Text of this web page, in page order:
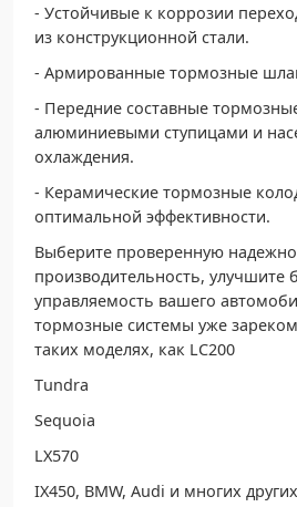
- Устойчивые к коррозии
из конструкционной стали.
- Армированные тормозные
- Передние составные
алюминиевыми ступицами и
охлаждения.
- Керамические тормозные
оптимальной эффективности.
Выберите проверенную
производительность, улучшите
управляемость вашего
тормозные системы уже
таких моделях, как LС200
Тundrа
Sеquоiа
LХ570
IХ450, ВМW, Аudi и многих